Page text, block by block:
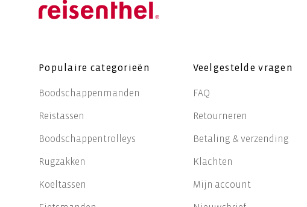
Populaire categorieën
Boodschappenmanden
Reistassen
Boodschappentrolleys
Rugzakken
Koeltassen
Veelgestelde vragen
FAQ
Retourneren
Betaling & verzending
Klachten
Mijn account